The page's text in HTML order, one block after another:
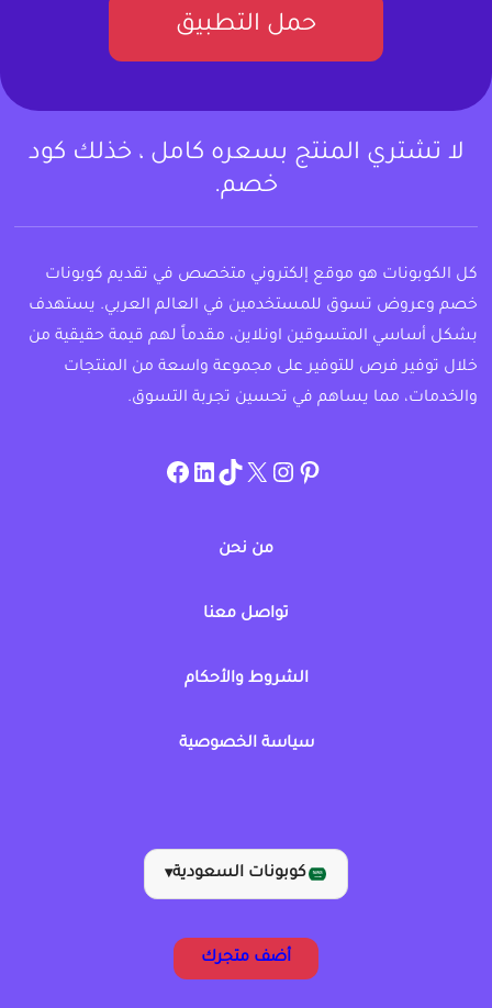
حمل التطبيق
لا تشتري المنتج بسعره كامل ، خذلك كود
خصم.
كل الكوبونات هو موقع إلكتروني متخصص في تقديم كوبونات
خصم وعروض تسوق للمستخدمين في العالم العربي. يستهدف
بشكل أساسي المتسوقين اونلاين، مقدماً لهم قيمة حقيقية من
خلال توفير فرص للتوفير على مجموعة واسعة من المنتجات
والخدمات، مما يساهم في تحسين تجربة التسوق.
pinterest
allcouponat
twitter
TikTok
linkedin
facebook
من نحن
تواصل معنا
الشروط والأحكام
سياسة الخصوصية
كوبونات السعودية▾
أضف متجرك